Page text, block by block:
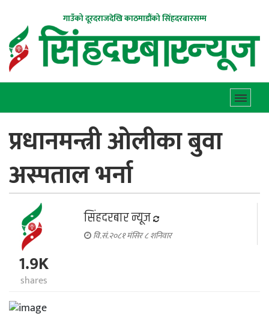
गाउँको दूरदराजदेखि काठमाडौंको सिंहदरबारसम्म
प्रधानमन्त्री ओलीका बुवा
अस्पताल भर्ना
सिंहदरबार न्यूज
वि.सं.२०८१ मंसिर ८ शनिवार
1.9K
shares